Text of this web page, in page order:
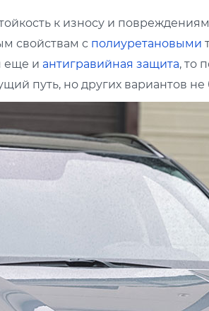
к износу и
свойствам с полиуретановыми
еще и антигравийная защита, то
путь, но других вариантов